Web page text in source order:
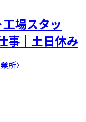
場スタッ
事｜土日休み
所〉